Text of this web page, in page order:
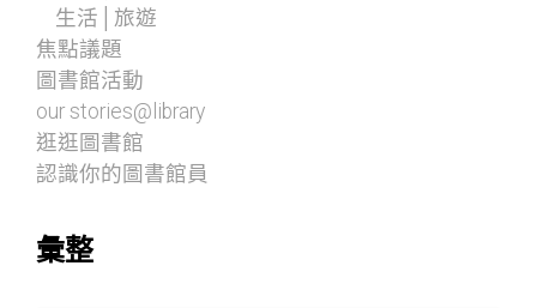
生活│旅遊
焦點議題
圖書館活動
our stories@library
逛逛圖書館
認識你的圖書館員
彙整